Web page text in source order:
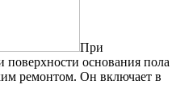
При
поверхности основания пола
ремонтом. Он включает в